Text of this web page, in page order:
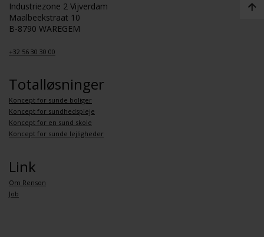
Industriezone 2 Vijverdam
Maalbeekstraat 10
B-8790 WAREGEM
+32 56 30 30 00
Totalløsninger
Koncept for sunde boliger
Koncept for sundhedspleje
Koncept for en sund skole
Koncept for sunde lejligheder
Link
Om Renson
Job